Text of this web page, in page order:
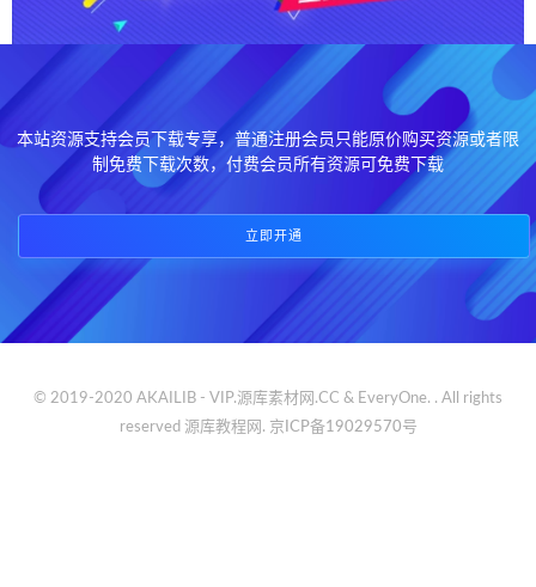
本站资源支持会员下载专享，普通注册会员只能原价购买资源或者限
制免费下载次数，付费会员所有资源可免费下载
立即开通
© 2019-2020 AKAILIB - VIP.源库素材网.CC & EveryOne. . All rights
reserved 源库教程网. 京ICP备19029570号